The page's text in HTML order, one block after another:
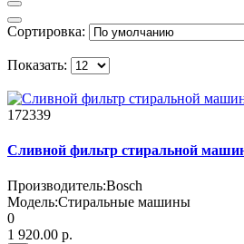
Сортировка:
Показать:
172339
Сливной фильтр стиральной
Производитель:Bosch
Модель:Стиральные машины
0
1 920.00 р.